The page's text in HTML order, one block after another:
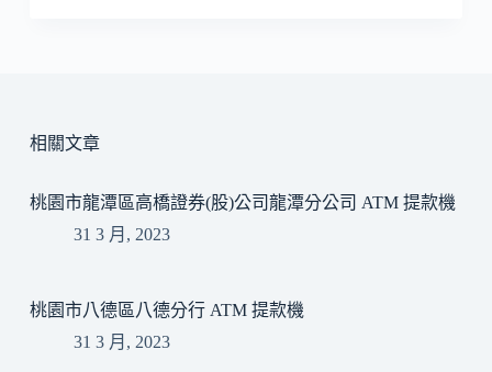
相關文章
桃園市龍潭區高橋證券(股)公司龍潭分公司 ATM 提款機
31 3 月, 2023
桃園市八德區八德分行 ATM 提款機
31 3 月, 2023